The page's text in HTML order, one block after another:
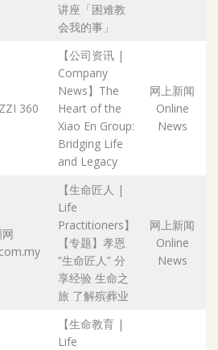
讲座「困难教
会我的事」
360
【公司资讯 |
Company
News】The
Heart of the
Xiao En Group:
Bridging Life
and Legacy
网上新闻
Online
News
【生命匠人 |
Life
Practitioners】
【专题】孝恩
“生命匠人” 分
享经验 生命之
旅 了解殡葬业
网上新闻
Online
News
【生命教育 |
Life